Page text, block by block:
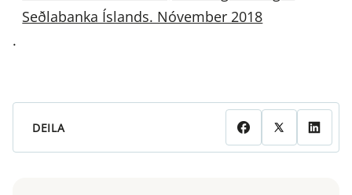
Seðlabanka Íslands. Nóvember 2018
.
DEILA